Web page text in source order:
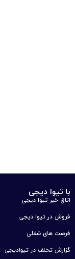
با تیوا دیجی
اتاق خبر تیوا دیجی
فروش در تیوا دیجی
فرصت های شغلی
گزارش تخلف در تیوادیجی